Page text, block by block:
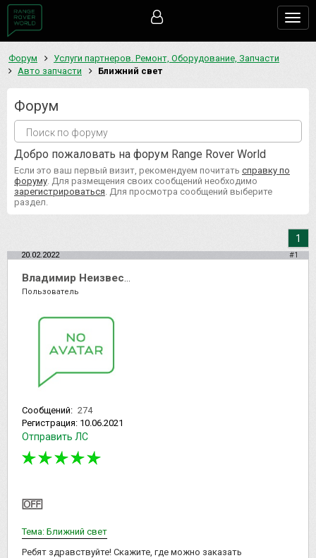
Форум
Услуги партнеров. Ремонт, Оборудование, Запчасти
Авто запчасти
Ближний свет
Форум
Добро пожаловать на форум Range Rover World
Если это ваш первый визит, рекомендуем почитать справку по
форуму . Для размещения своих сообщений необходимо
зарегистрироваться . Для просмотра сообщений выберите
раздел.
1
20.02.2022 #1
Пользователь
Сообщений: 274
Регистрация: 10.06.2021
Отправить ЛС
Тема: Ближний свет
Ребят здравствуйте! Скажите, где можно заказать